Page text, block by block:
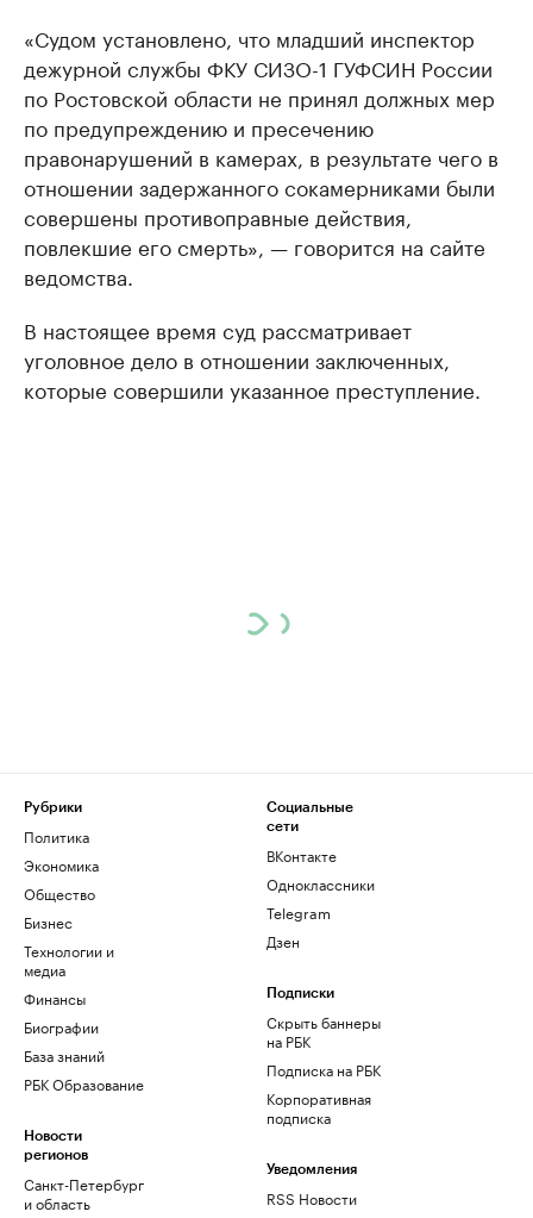
«Судом установлено, что младший инспектор
дежурной службы ФКУ СИЗО-1 ГУФСИН России
по Ростовской области не принял должных мер
по предупреждению и пресечению
правонарушений в камерах, в результате чего в
отношении задержанного сокамерниками были
совершены противоправные действия,
повлекшие его смерть», — говорится на сайте
ведомства.
В настоящее время суд рассматривает
уголовное дело в отношении заключенных,
которые совершили указанное преступление.
Рубрики
Политика
Экономика
Общество
Бизнес
Технологии и
медиа
Финансы
Биографии
База знаний
РБК Образование
Новости
регионов
Санкт-Петербург
и область
Социальные
сети
ВКонтакте
Одноклассники
Telegram
Дзен
Подписки
Скрыть баннеры
на РБК
Подписка на РБК
Корпоративная
подписка
Уведомления
RSS Новости